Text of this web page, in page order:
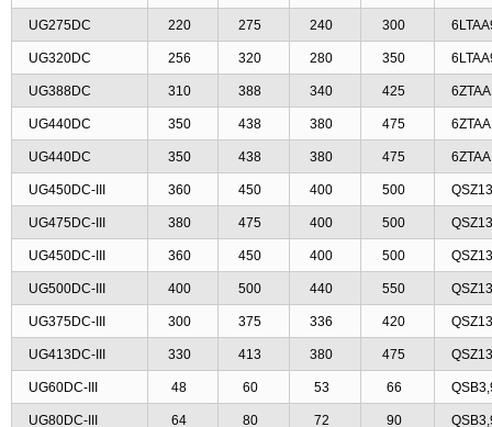
UG275DC 220 275 240 300
UG320DC 256 320 280 350
UG388DC 310 388 340 425
UG440DC 350 438 380 475
UG440DC 350 438 380 475
UG450DC-III 360 450 400 500
UG475DC-III 380 475 400 500
UG450DC-III 360 450 400 500
UG500DC-III 400 500 440 550
UG375DC-III 300 375 336 420
UG413DC-III 330 413 380 475
UG60DC-III 48 60 53 66
UG80DC-III 64 80 72 90